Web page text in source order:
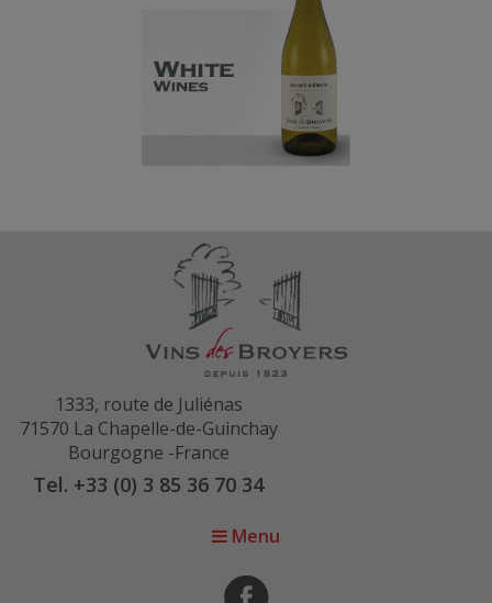
1333, route de Juliénas
71570 La Chapelle-de-Guinchay
Bourgogne -France
Tel. +33 (0) 3 85 36 70 34
Menu